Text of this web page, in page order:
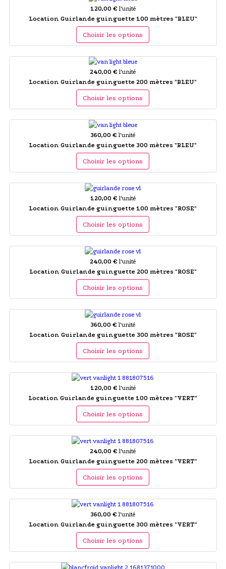
120,00 € l'unité
Location Guirlande guinguette 100 mètres "BLEU"
Choisir les options
240,00 € l'unité
Location Guirlande guinguette 200 mètres "BLEU"
Choisir les options
360,00 € l'unité
Location Guirlande guinguette 300 mètres "BLEU"
Choisir les options
120,00 € l'unité
Location Guirlande guinguette 100 mètres "ROSE"
Choisir les options
240,00 € l'unité
Location Guirlande guinguette 200 mètres "ROSE"
Choisir les options
360,00 € l'unité
Location Guirlande guinguette 300 mètres "ROSE"
Choisir les options
120,00 € l'unité
Location Guirlande guinguette 100 mètres "VERT"
Choisir les options
240,00 € l'unité
Location Guirlande guinguette 200 mètres "VERT"
Choisir les options
360,00 € l'unité
Location Guirlande guinguette 300 mètres "VERT"
Choisir les options